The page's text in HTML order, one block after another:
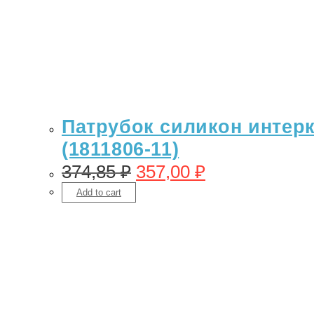
Патрубок силикон
(1811806-11)
374,85₽ 357,00 ₽
Add to cart